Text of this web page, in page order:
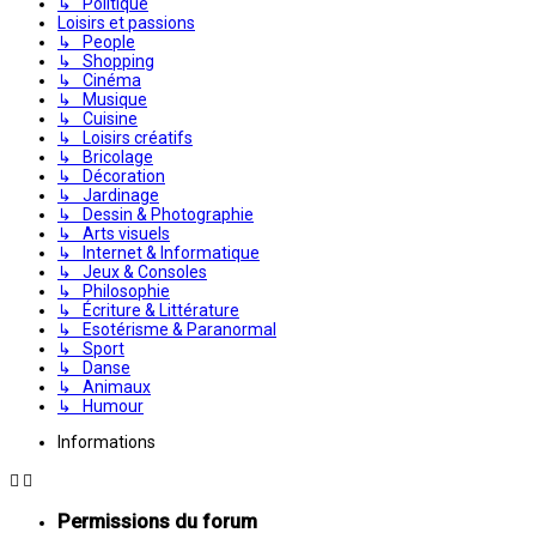
Loisirs et passions
↳ People
↳ Shopping
↳ Cinéma
↳ Musique
↳ Cuisine
↳ Loisirs créatifs
↳ Bricolage
↳ Décoration
↳ Jardinage
↳ Dessin & Photographie
↳ Arts visuels
↳ Internet & Informatique
↳ Jeux & Consoles
↳ Philosophie
↳ Écriture & Littérature
↳ Esotérisme & Paranormal
↳ Sport
↳ Danse
↳ Animaux
↳ Humour
Informations
Permissions du forum